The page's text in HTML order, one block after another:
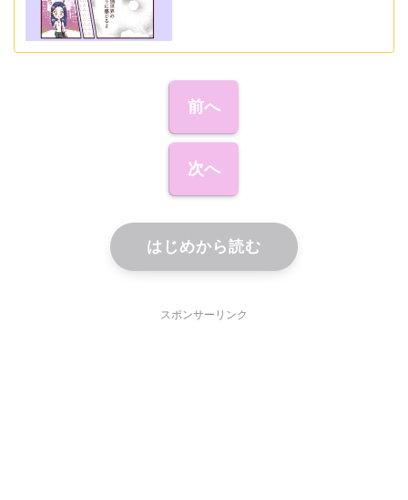
前へ
次へ
はじめから読む
スポンサーリンク